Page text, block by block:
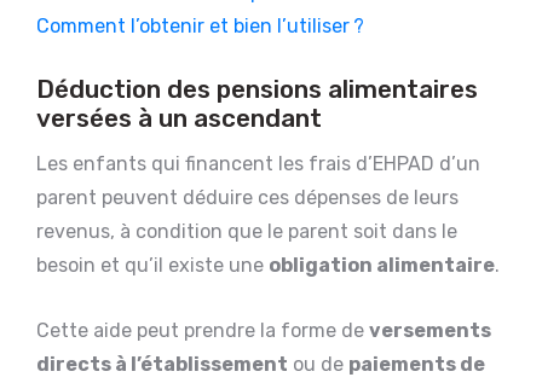
Comment l’obtenir et bien l’utiliser ?
Déduction des pensions alimentaires
versées à un ascendant
Les enfants qui financent les frais d’EHPAD d’un
parent peuvent déduire ces dépenses de leurs
revenus, à condition que le parent soit dans le
besoin et qu’il existe une obligation alimentaire.
Cette aide peut prendre la forme de versements
directs à l’établissement ou de paiements de